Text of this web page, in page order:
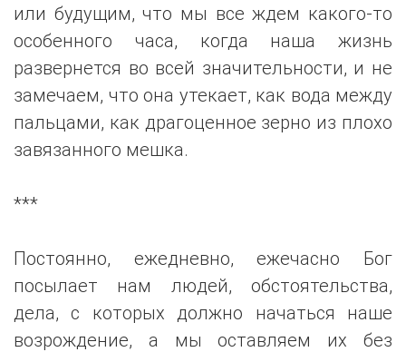
или будущим, что мы все ждем какого-то
особенного часа, когда наша жизнь
развернется во всей значительности, и не
замечаем, что она утекает, как вода между
пальцами, как драгоценное зерно из плохо
завязанного мешка.
***
Постоянно, ежедневно, ежечасно Бог
посылает нам людей, обстоятельства,
дела, с которых должно начаться наше
возрождение, а мы оставляем их без